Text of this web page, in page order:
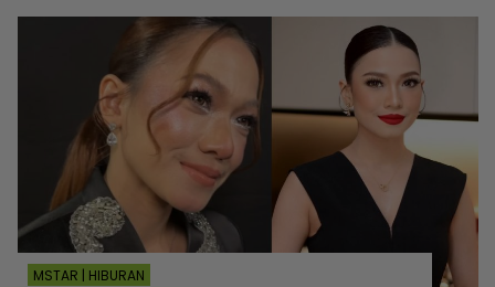
MSTAR | HIBURAN